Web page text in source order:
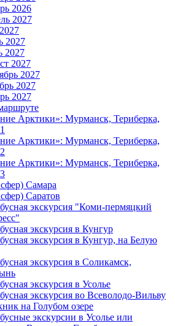
2026
2027
2027
2027
2027
2027
2027
2027
Арктики»: Мурманск, Териберка,
Арктики»: Мурманск, Териберка,
Арктики»: Мурманск, Териберка,
Самара
Саратов
экскурсия "Коми-пермяцкий
экскурсия в Кунгур
экскурсия в Кунгур, на Белую
экскурсия в Соликамск,
экскурсия в Усолье
экскурсия во Всеволодо-Вильву
на Голубом озере
экскурсии в Усолье или